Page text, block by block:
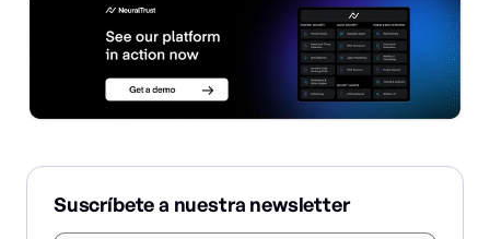
Suscríbete a nuestra newsletter